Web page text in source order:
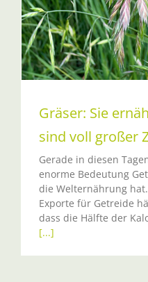
Gräser: Sie
sind voll großer
Gerade in diesen
enorme Bedeutung
die Welternährung
Exporte für Getreide
dass die Hälfte der
[...]